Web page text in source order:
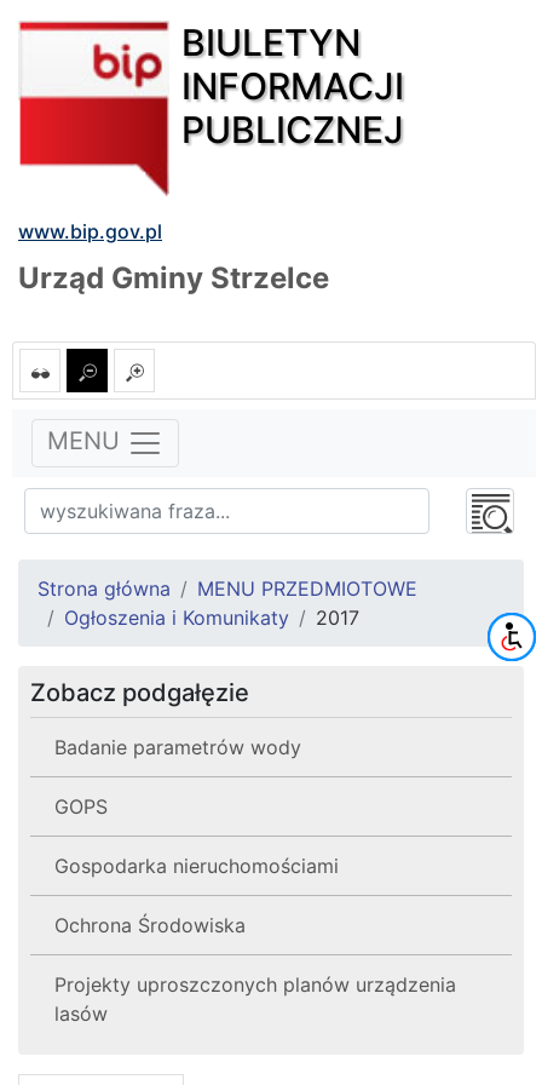
BIULETYN
INFORMACJI
PUBLICZNEJ
www.bip.gov.pl
Urząd Gminy Strzelce
MENU
Strona główna
MENU PRZEDMIOTOWE
Ogłoszenia i Komunikaty
2017
Zobacz podgałęzie
Badanie parametrów wody
GOPS
Gospodarka nieruchomościami
Ochrona Środowiska
Projekty uproszczonych planów urządzenia
lasów